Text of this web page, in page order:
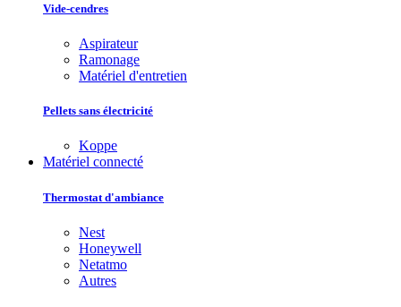
Vide-cendres
Aspirateur
Ramonage
Matériel d'entretien
Pellets sans électricité
Koppe
Matériel connecté
Thermostat d'ambiance
Nest
Honeywell
Netatmo
Autres